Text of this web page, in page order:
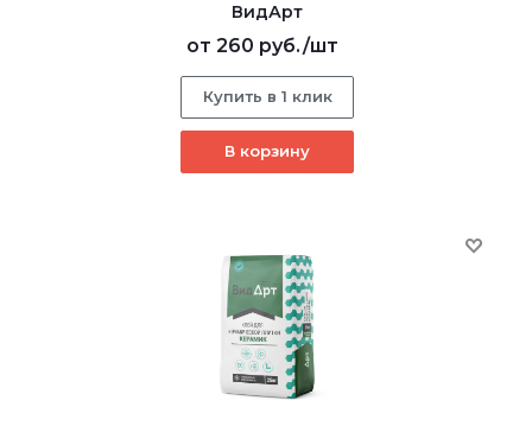
ВидАрт
от 260 руб./шт
Купить в 1 клик
В корзину